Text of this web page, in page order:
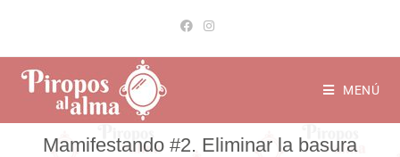
MENÚ
2. Eliminar la basura